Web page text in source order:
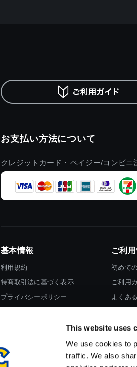
This website uses
We use cookies to
traffic. We also
お支払い方法について
クレジットカード・ペイジー/コンビニ
基本情報
利用規約
特商取引法に基づく表示
プライバシーポリシー
ご利
初めて
ご利用
よくあ